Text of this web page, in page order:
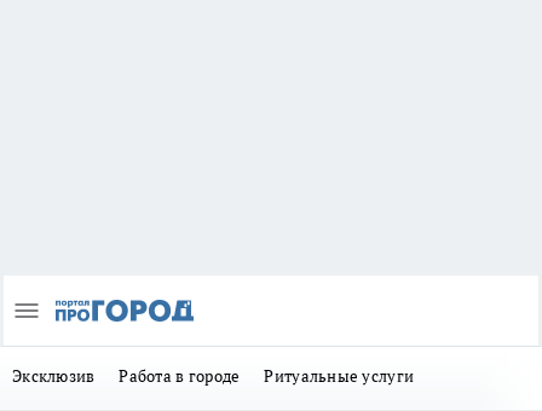
Эксклюзив Работа в городе Ритуальные услуги